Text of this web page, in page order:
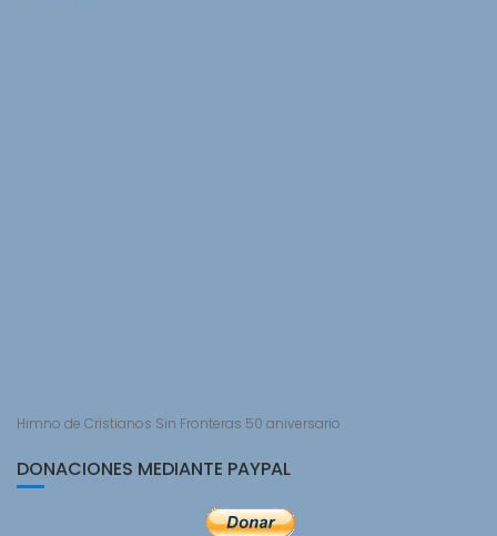
Himno de Cristianos Sin Fronteras 50 aniversario
DONACIONES MEDIANTE PAYPAL